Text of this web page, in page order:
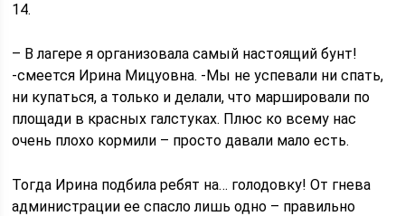
14.
– В лагере я организовала самый настоящий бунт!
-смеется Ирина Мицуовна. -Мы не успевали ни спать,
ни купаться, а только и делали, что маршировали по
площади в красных галстуках. Плюс ко всему нас
очень плохо кормили – просто давали мало есть.
Тогда Ирина подбила ребят на… голодовку! От гнева
администрации ее спасло лишь одно – правильно